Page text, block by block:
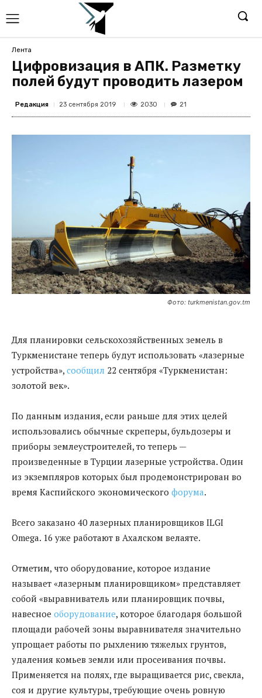
Лента
Цифровизация в АПК. Разметку
полей будут проводить лазером
Редакция 23 сентября 2019 2030 21
Фото: turkmenistan.gov.tm
Для планировки сельскохозяйственных земель в
Туркменистане теперь будут использовать «лазерные
устройства», сообщил 22 сентября «Туркменистан:
золотой век».
По данным издания, если раньше для этих целей
использовались обычные скреперы, бульдозеры и
приборы землеустроителей, то теперь —
произведенные в Турции лазерные устройства. Один
из экземпляров которых был продемонстрирован во
время Каспийского экономического форума.
Всего заказано 40 лазерных планировщиков ILGI
Omega. 16 уже работают в Ахалском велаяте.
Отметим, что оборудование, которое издание
называет «лазерным планировщиком» представляет
собой «выравниватель или планировщик почвы,
навесное оборудование, которое благодаря большой
площади рабочей зоны выравнивателя значительно
упрощает работы по рыхлению тяжелых грунтов,
удаления комьев земли или просеивания почвы.
Применяется на полях, где выращивается рис, свекла,
соя и другие культуры, требующие очень ровную